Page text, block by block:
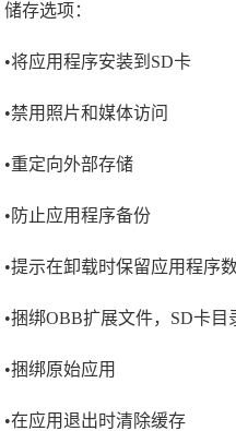
储存选项：
•将应用程序安装到SD卡
•禁用照片和媒体访问
•重定向外部存储
•防止应用程序备份
•提示在卸载时保留应用程序
•捆绑OBB扩展文件，SD卡
•捆绑原始应用
•在应用退出时清除缓存